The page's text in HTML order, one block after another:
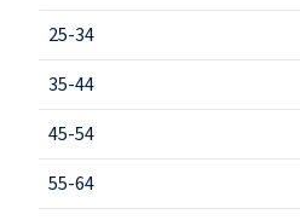
25-34
35-44
45-54
55-64